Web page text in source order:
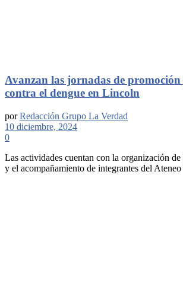
Avanzan las jornadas de
contra el dengue en Lincoln
por Redacción Grupo La Verdad
10 diciembre, 2024
0
Las actividades cuentan con la organización
y el acompañamiento de integrantes del